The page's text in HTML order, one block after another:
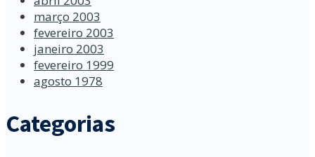
março 2003
fevereiro 2003
janeiro 2003
fevereiro 1999
agosto 1978
Categorias